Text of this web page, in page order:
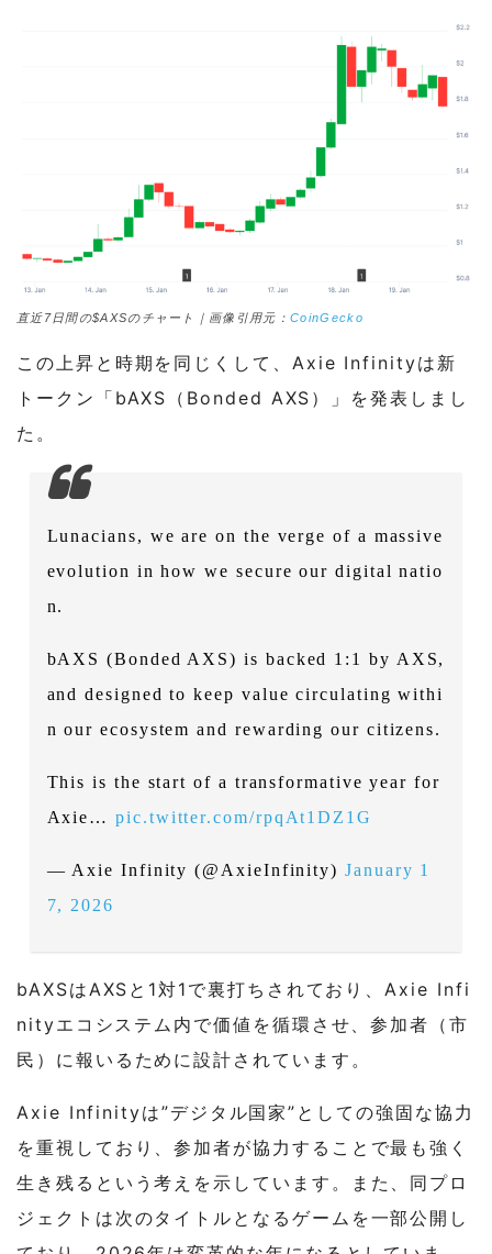
直近7日間の$AXSのチャート｜画像引用元：CoinGecko
この上昇と時期を同じくして、Axie Infinityは新
トークン「bAXS（Bonded AXS）」を発表しまし
た。
Lunacians, we are on the verge of a massive
evolution in how we secure our digital natio
n.
bAXS (Bonded AXS) is backed 1:1 by AXS,
and designed to keep value circulating withi
n our ecosystem and rewarding our citizens.
This is the start of a transformative year for
Axie…pic.twitter.com/rpqAt1DZ1G
— Axie Infinity (@AxieInfinity) January 1
7, 2026
bAXSはAXSと1対1で裏打ちされており、Axie Infi
nityエコシステム内で価値を循環させ、参加者（市
民）に報いるために設計されています。
Axie Infinityは”デジタル国家”としての強固な協力
を重視しており、参加者が協力することで最も強く
生き残るという考えを示しています。また、同プロ
ジェクトは次のタイトルとなるゲームを一部公開し